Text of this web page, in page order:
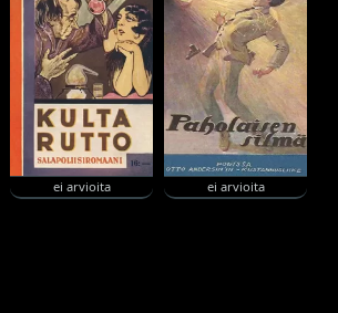
ei arvioita ei arvioita